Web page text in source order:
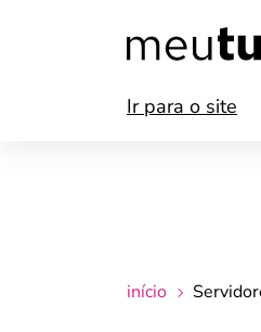
Ir para o site
início